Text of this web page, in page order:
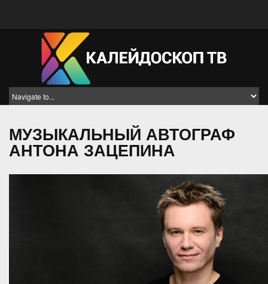
МУЗЫКАЛЬНЫЙ АВТОГРАФ
АНТОНА ЗАЦЕПИНА